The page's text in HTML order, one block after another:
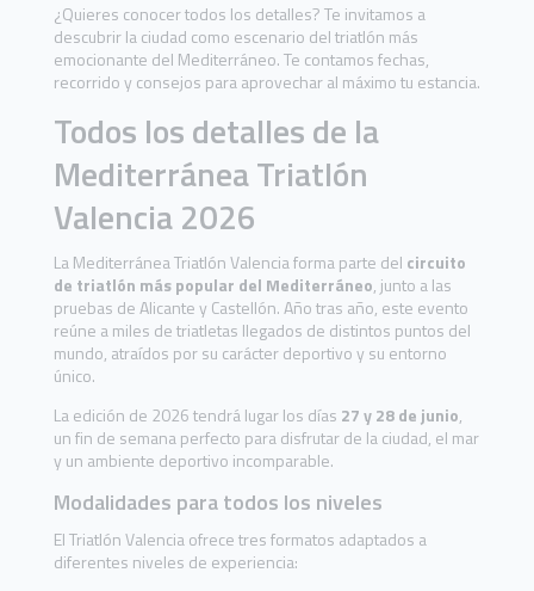
¿Quieres conocer todos los detalles? Te invitamos a
descubrir la ciudad como escenario del triatlón más
emocionante del Mediterráneo. Te contamos fechas,
recorrido y consejos para aprovechar al máximo tu estancia.
Todos los detalles de la
Mediterránea Triatlón
Valencia 2026
La Mediterránea Triatlón Valencia forma parte del circuito
de triatlón más popular del Mediterráneo, junto a las
pruebas de Alicante y Castellón. Año tras año, este evento
reúne a miles de triatletas llegados de distintos puntos del
mundo, atraídos por su carácter deportivo y su entorno
único.
La edición de 2026 tendrá lugar los días 27 y 28 de junio,
un fin de semana perfecto para disfrutar de la ciudad, el mar
y un ambiente deportivo incomparable.
Modalidades para todos los niveles
El Triatlón Valencia ofrece tres formatos adaptados a
diferentes niveles de experiencia: